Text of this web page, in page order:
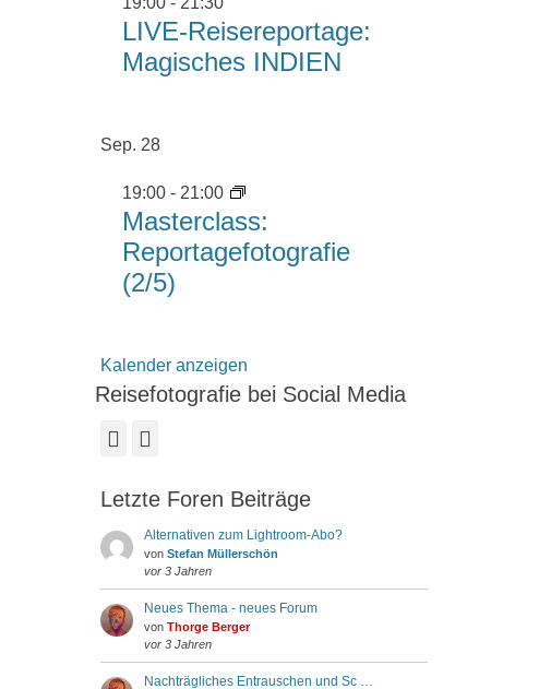
LIVE-Reisereportage:
Magisches INDIEN
Sep. 28
19:00 - 21:00
Masterclass:
Reportagefotografie
(2/5)
Kalender anzeigen
Reisefotografie bei Social Media
Facebook
Letzte Foren Beiträge
Alternativen zum Lightroom-Abo?
von Stefan Müllerschön
vor 3 Jahren
Neues Thema - neues Forum
von Thorge Berger
vor 3 Jahren
Nachträgliches Entrauschen und Sc …